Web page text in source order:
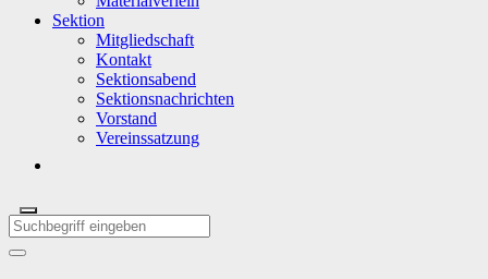
Sektion
Mitgliedschaft
Kontakt
Sektionsabend
Sektionsnachrichten
Vorstand
Vereinssatzung